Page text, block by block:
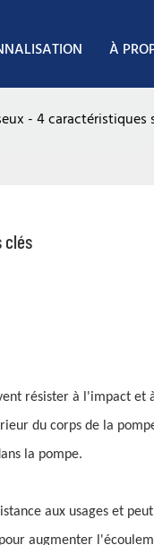
À
- 4 caractéristiques
clés
résister à l'impact et
du corps de la
la pompe.
aux usages et
augmenter